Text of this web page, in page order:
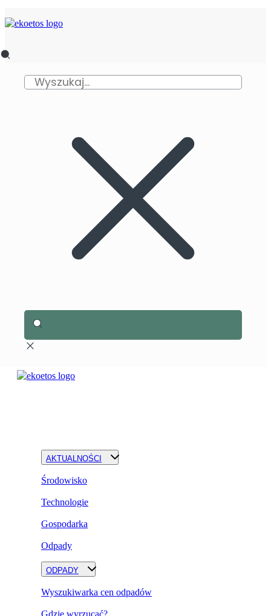
AKTUALNOŚCI
Środowisko
Technologie
Gospodarka
Odpady
ODPADY
Wyszukiwarka cen odpadów
Gdzie wyrzucać?